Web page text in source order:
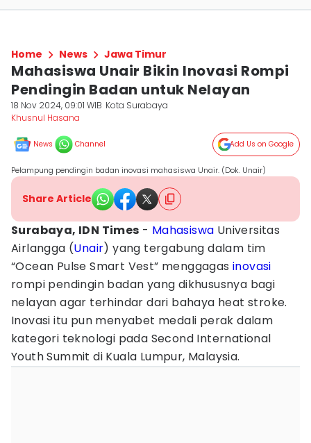
Home News Jawa Timur
Mahasiswa Unair Bikin Inovasi Rompi
Pendingin Badan untuk Nelayan
18 Nov 2024, 09:01 WIB Kota Surabaya
Khusnul Hasana
News Channel Add Us on Google
Pelampung pendingin badan inovasi mahasiswa Unair. (Dok. Unair)
Share Article
Surabaya, IDN Times - Mahasiswa Universitas
Airlangga (Unair) yang tergabung dalam tim
“Ocean Pulse Smart Vest” menggagas inovasi
rompi pendingin badan yang dikhususnya bagi
nelayan agar terhindar dari bahaya heat stroke.
Inovasi itu pun menyabet medali perak dalam
kategori teknologi pada Second International
Youth Summit di Kuala Lumpur, Malaysia.